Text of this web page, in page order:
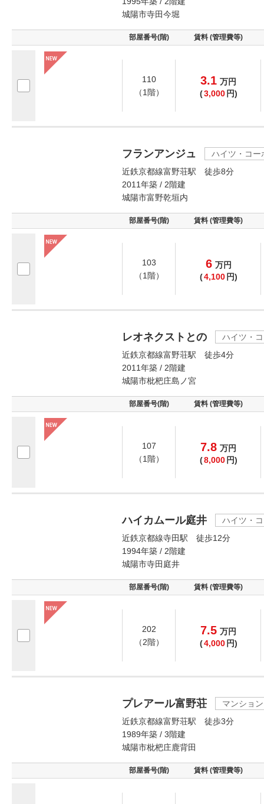
城陽市寺田今堀
部屋番号(階) 賃料 (管理費等)
110
（1階）
3.1 万円
(3,000 円)
フランアンジュ
ハイツ・コー
近鉄京都線富野荘駅 徒歩8分
2011年築 / 2階建
城陽市富野乾垣内
部屋番号(階) 賃料 (管理費等)
103
（1階）
6 万円
(4,100 円)
レオネクストとの
ハイツ・
近鉄京都線富野荘駅 徒歩4分
2011年築 / 2階建
城陽市枇杷庄島ノ宮
部屋番号(階) 賃料 (管理費等)
107
（1階）
7.8 万円
(8,000 円)
ハイカムール庭井
ハイツ・
近鉄京都線寺田駅 徒歩12分
1994年築 / 2階建
城陽市寺田庭井
部屋番号(階) 賃料 (管理費等)
202
（2階）
7.5 万円
(4,000 円)
プレアール富野荘
マンション
近鉄京都線富野荘駅 徒歩3分
1989年築 / 3階建
城陽市枇杷庄鹿背田
部屋番号(階) 賃料 (管理費等)